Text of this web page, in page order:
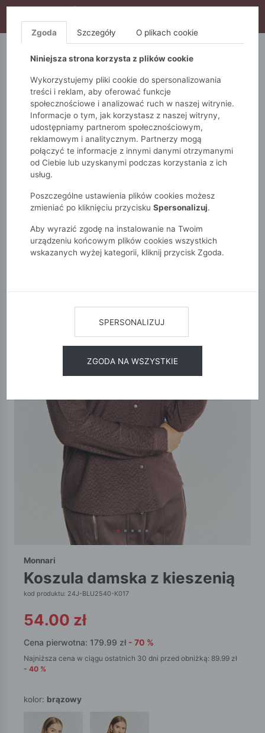
S10), DODATKOWE 15% ZA 3SZT (KOD: S15)
5.10.15. QUIOSQUE
Monnari Zobacz wszystko
Bluzki i t-shirty
Koszule
Monnari
koszula damska z kieszenią
kod produktu: 24J-BLU2540-K017
54.00 zł
Cena pierwotna: 179.99 zł - 70 %
Najniższa cena w ciągu ostatnich 30 dni przed obniżką: 89.99 zł
- 40 %
kolor: brązowy
Zgoda Szczegóły O plikach cookie
Niniejsza strona korzysta z plików cookie
Wykorzystujemy pliki cookie do spersonalizowania
treści i reklam, aby oferować funkcje
społecznościowe i analizować ruch w naszej witrynie.
Informacje o tym, jak korzystasz z naszej witryny,
udostępniamy partnerom społecznościowym,
reklamowym i analitycznym. Partnerzy mogą
połączyć te informacje z innymi danymi otrzymanymi
od Ciebie lub uzyskanymi podczas korzystania z ich
usług.
Poszczególne ustawienia plików cookies możesz
zmieniać po kliknięciu przycisku Spersonalizuj.
Aby wyrazić zgodę na instalowanie na Twoim
urządzeniu końcowym plików cookies wszystkich
wskazanych wyżej kategorii, kliknij przycisk Zgoda.
SPERSONALIZUJ
ZGODA NA WSZYSTKIE